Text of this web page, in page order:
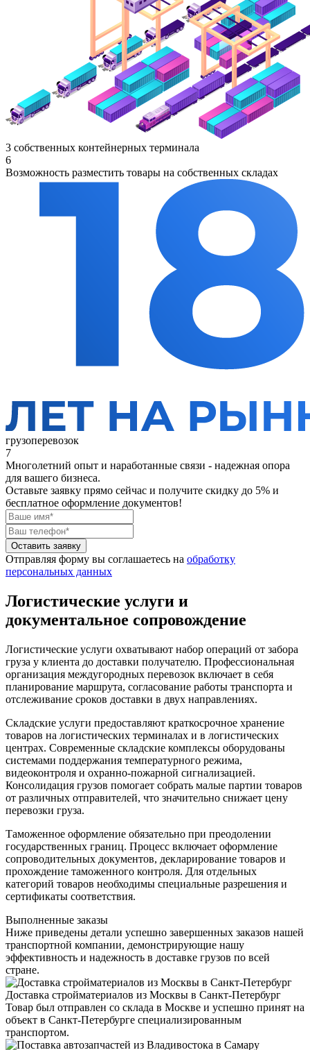
3 собственных контейнерных терминала
6
Возможность разместить товары на собственных складах
грузоперевозок
7
Многолетний опыт и наработанные связи - надежная опора
для вашего бизнеса.
Оставьте заявку прямо сейчас и получите скидку до 5% и
бесплатное оформление документов!
Оставить заявку
Отправляя форму вы соглашаетесь на обработку
персональных данных
Логистические услуги и
документальное сопровождение
Логистические услуги охватывают набор операций от забора
груза у клиента до доставки получателю. Профессиональная
организация междугородных перевозок включает в себя
планирование маршрута, согласование работы транспорта и
отслеживание сроков доставки в двух направлениях.
Складские услуги предоставляют краткосрочное хранение
товаров на логистических терминалах и в логистических
центрах. Современные складские комплексы оборудованы
системами поддержания температурного режима,
видеоконтроля и охранно-пожарной сигнализацией.
Консолидация грузов помогает собрать малые партии товаров
от различных отправителей, что значительно снижает цену
перевозки груза.
Таможенное оформление обязательно при преодолении
государственных границ. Процесс включает оформление
сопроводительных документов, декларирование товаров и
прохождение таможенного контроля. Для отдельных
категорий товаров необходимы специальные разрешения и
сертификаты соответствия.
Выполненные заказы
Ниже приведены детали успешно завершенных заказов нашей
транспортной компании, демонстрирующие нашу
эффективность и надежность в доставке грузов по всей
стране.
Доставка стройматериалов из Москвы в Санкт-Петербург
Товар был отправлен со склада в Москве и успешно принят на
объект в Санкт-Петербурге специализированным
транспортом.